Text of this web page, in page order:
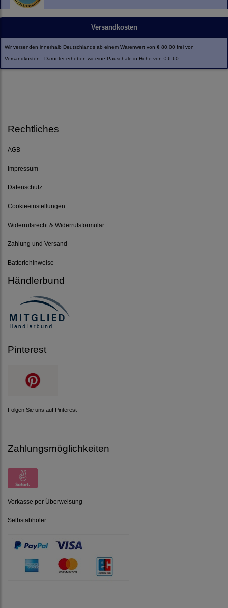
Versandkosten
Wir versenden innerhalb Deutschlands ab einem Warenwert von € 80,00 frei von
Versandkosten. Darunter erheben wir eine Pauschale in Höhe von € 6,60.
Rechtliches
AGB
Impressum
Datenschutz
Cookieeinstellungen
Widerrufsrecht & Widerrufsformular
Zahlung und Versand
Batteriehinweise
Händlerbund
Pinterest
Folgen Sie uns auf Pinterest
Zahlungsmöglichkeiten
Vorkasse per Überweisung
Selbstabholer